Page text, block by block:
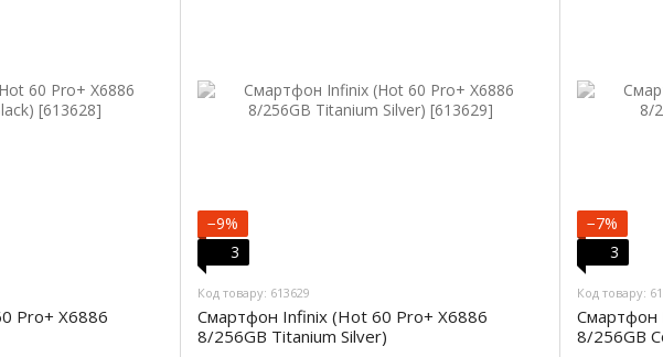
Pro+ X6886
−9%
3
Код товару: 613629
Смартфон Infinix (Hot 60 Pro+ X6886
8/256GB Titanium Silver)
−7%
3
Код товару:
Смартфон
8/256GB